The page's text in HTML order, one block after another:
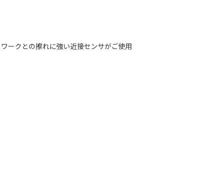
ークとの擦れに強い近接センサがご使用